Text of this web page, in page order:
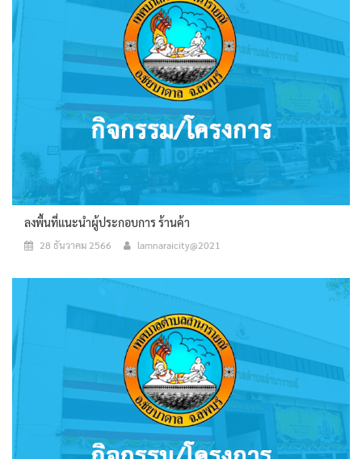
ลงพื้นที่แนะนำผู้ประกอบการ ร้านค้า
28 ธันวาคม 2566 lamnaraicity@2021